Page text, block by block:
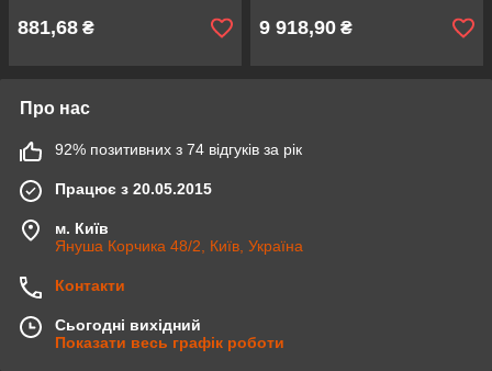
881,68 ₴ 9 918,90 ₴
Про нас
92% позитивних з 74 відгуків за рік
Працює з 20.05.2015
м. Київ
Януша Корчика 48/2, Київ, Україна
Контакти
Сьогодні вихідний
Показати весь графік роботи